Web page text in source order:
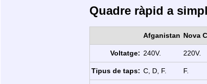
Quadre ràpid a
Afganistan Nova
Voltatge: 240V. 220V.
Tipus de taps: C, D, F. F.